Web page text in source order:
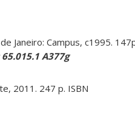
Janeiro: Campus, c1995.
A377g
2011. 247 p. ISBN